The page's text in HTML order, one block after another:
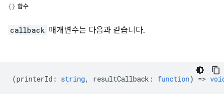
함수
callback 매개변수는 다음과 같습니다.
(printerId : string, resultCallback : function) =>